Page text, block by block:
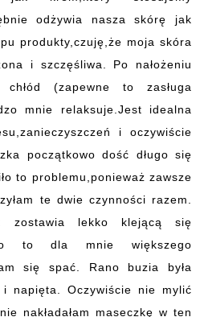
odżywia nasza skórę jak
produkty,czuję,że moja skóra
i szczęśliwa. Po nałożeniu
(zapewne to zasługa
mnie relaksuje.Jest idealna
i oczywiście
początkowo dość długo się
to problemu,ponieważ zawsze
te dwie czynności razem.
zostawia lekko klejącą się
to dla mnie większego
się spać. Rano buzia była
napięta. Oczywiście nie mylić
nakładałam maseczkę w ten